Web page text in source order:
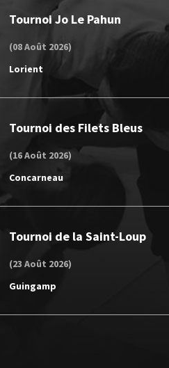
Tournoi Jo Le Pahun
(08 Août 2026)
Lorient
Tournoi des Filets Bleus
(16 Août 2026)
Concarneau
Tournoi de la Saint-Loup
(23 Août 2026)
Guingamp